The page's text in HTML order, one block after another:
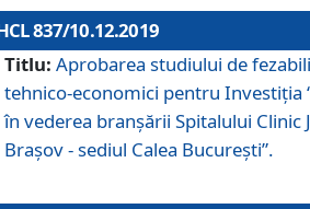
837/10.12.2019
Titlu: Aprobarea studiului de
tehnico-economici pentru Investiția
în vederea branșării Spitalului Clinic
Brașov - sediul Calea București”.